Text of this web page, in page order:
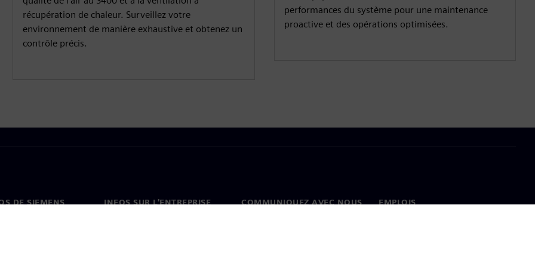
récupération de chaleur. Surveillez votre
environnement de manière exhaustive et obtenez un
contrôle précis.
performances du système pour une maintenance
proactive et des opérations optimisées.
DE SIEMENS INFOS SUR L'ENTREPRISE COMMUNIQUEZ AVEC NOUS EMPLOIS